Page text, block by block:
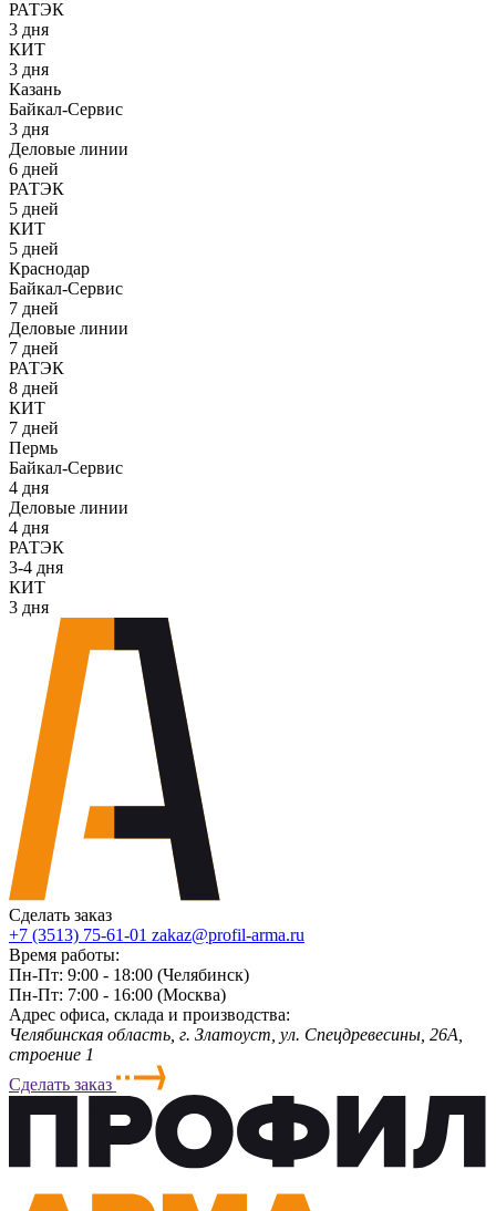
РАТЭК
3 дня
КИТ
3 дня
Казань
Байкал-Сервис
3 дня
Деловые линии
6 дней
РАТЭК
5 дней
КИТ
5 дней
Краснодар
Байкал-Сервис
7 дней
Деловые линии
7 дней
РАТЭК
8 дней
КИТ
7 дней
Пермь
Байкал-Сервис
4 дня
Деловые линии
4 дня
РАТЭК
3-4 дня
КИТ
3 дня
Сделать заказ
+7 (3513) 75-61-01 zakaz@profil-arma.ru
Время работы:
Пн-Пт: 9:00 - 18:00 (Челябинск)
Пн-Пт: 7:00 - 16:00 (Москва)
Адрес офиса, склада и производства:
Челябинская область, г. Злaтoycт, ул. Спецдревесины, 26А,
строение 1
Сделать заказ